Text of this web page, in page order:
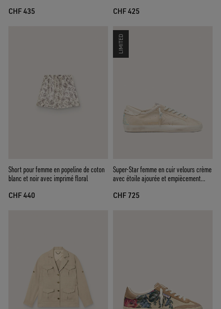
CHF 435 CHF 425
Short pour femme en popeline de coton
blanc et noir avec imprimé floral
CHF 440
LIMITED
Super-Star femme en cuir velours crème
avec étoile ajourée et empiècement
CHF 725